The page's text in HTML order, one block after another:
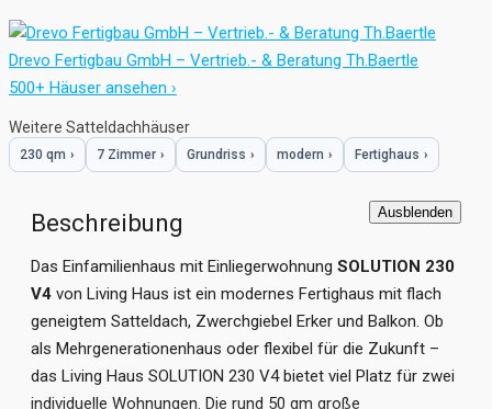
Drevo Fertigbau GmbH – Vertrieb.- & Beratung Th.Baertle
500+ Häuser ansehen ›
Weitere Satteldachhäuser
230 qm › 7 Zimmer › Grundriss › modern › Fertighaus ›
Beschreibung Ausblenden
Das Einfamilienhaus mit Einliegerwohnung SOLUTION 230
V4 von Living Haus ist ein modernes Fertighaus mit flach
geneigtem Satteldach, Zwerchgiebel Erker und Balkon. Ob
als Mehrgenerationenhaus oder flexibel für die Zukunft –
das Living Haus SOLUTION 230 V4 bietet viel Platz für zwei
individuelle Wohnungen. Die rund 50 qm große